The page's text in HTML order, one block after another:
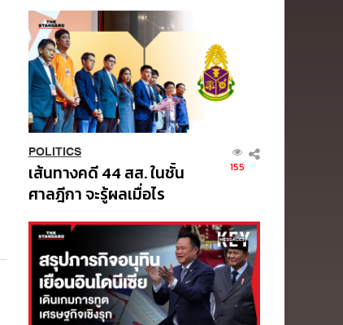
POLITICS
เส้นทางคดี 44 สส. ในชั้น
ศาลฎีกา จะรู้ผลเมื่อไร
155